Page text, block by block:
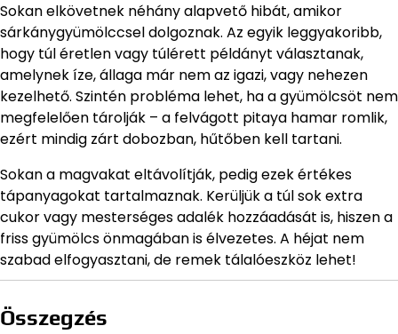
Sokan elkövetnek néhány alapvető hibát, amikor
sárkánygyümölccsel dolgoznak. Az egyik leggyakoribb,
hogy túl éretlen vagy túlérett példányt választanak,
amelynek íze, állaga már nem az igazi, vagy nehezen
kezelhető. Szintén probléma lehet, ha a gyümölcsöt nem
megfelelően tárolják – a felvágott pitaya hamar romlik,
ezért mindig zárt dobozban, hűtőben kell tartani.
Sokan a magvakat eltávolítják, pedig ezek értékes
tápanyagokat tartalmaznak. Kerüljük a túl sok extra
cukor vagy mesterséges adalék hozzáadását is, hiszen a
friss gyümölcs önmagában is élvezetes. A héjat nem
szabad elfogyasztani, de remek tálalóeszköz lehet!
Összegzés